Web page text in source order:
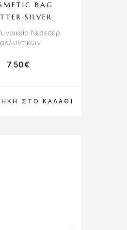
ΣΤΟ ΚΑΛΆΘΙ
BAG
SILVER
Νεσεσέρ
7.50€